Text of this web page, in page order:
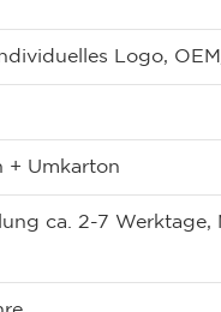
Logo,
+ Umkarton
ca. 2-7 Werktage,